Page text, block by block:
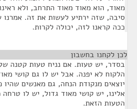
מאוד, הוא מאוד מאוד התרחב, ולא
סיבה, שזה ירתיע לעשות את זה.
ככה קראנו לזה, יכולה לקרות.
לכן לקחנו בחשבון
בסדר, יש טעות. אם נניח טעות קטנה
הלקוח לא יפנה. אבל יש לו גם קושי
יוצאים מנקודת הנחה, גם מאנשים שהיו
אלינו, יש קושי מאוד גדול, יש לו
הטעות הזאת.